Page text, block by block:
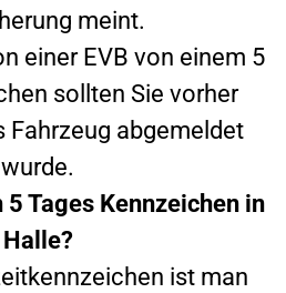
meint.
einer EVB von einem 5
sollten Sie vorher
Fahrzeug abgemeldet
wurde.
Tages Kennzeichen in
Halle?
ist man